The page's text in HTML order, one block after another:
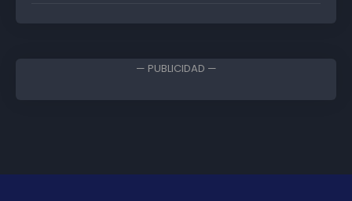
— PUBLICIDAD —